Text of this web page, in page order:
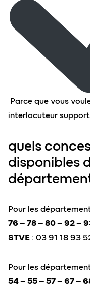
Parce que vous
interlocuteur
quels
disponibles
Pour les
76 – 78 – 80 – 92 –
STVE : 03 91 18 93
Pour les
54 – 55 – 57 – 67 –